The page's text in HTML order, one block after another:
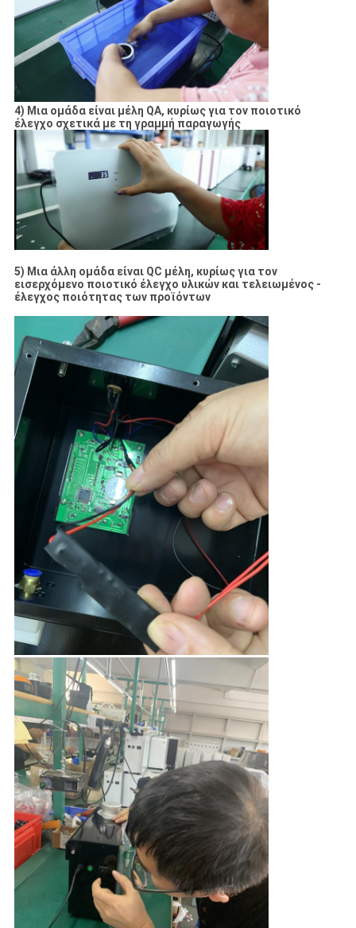
4) Μια ομάδα είναι μέλη QA, κυρίως για τον ποιοτικό
έλεγχο σχετικά με τη γραμμή παραγωγής
5) Μια άλλη ομάδα είναι QC μέλη, κυρίως για τον
εισερχόμενο ποιοτικό έλεγχο υλικών και τελειωμένος -
έλεγχος ποιότητας των προϊόντων